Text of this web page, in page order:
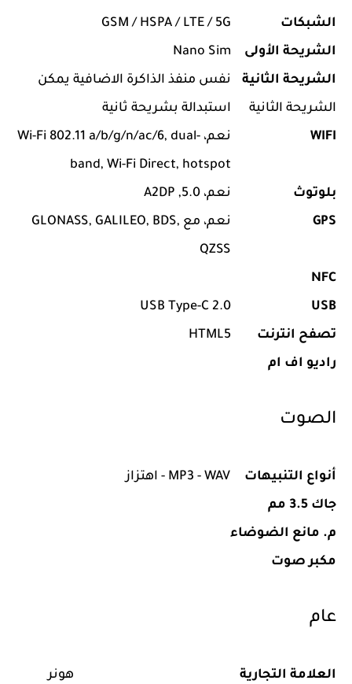
الشبكات
GSM / HSPA / LTE / 5G
الشريحة الأولى
Nano Sim
الشريحة الثانية
الشريحة الثانية
نفس منفذ الذاكرة الاضافية يمكن
استبدالة بشريحة ثانية
WIFI
نعم، Wi-Fi 802.11 a/b/g/n/ac/6, dual-
band, Wi-Fi Direct, hotspot
بلوتوث
نعم، 5.0, A2DP
GPS
نعم، مع GLONASS, GALILEO, BDS,
QZSS
NFC
USB
USB Type-C 2.0
تصفح انترنت
HTML5
راديو اف ام
الصوت
أنواع التنبيهات
MP3 - WAV - اهتزاز
جاك 3.5 مم
م. مانع الضوضاء
مكبر صوت
عام
العلامة التجارية
هونر